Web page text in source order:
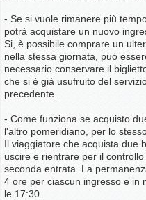
- Se si vuole rimanere più
potrà acquistare un nuovo
Si, è possibile comprare un
nella stessa giornata, può
necessario conservare il
che si è già usufruito del
precedente.
- Come funziona se acquisto
l'altro pomeridiano, per lo
Il viaggiatore che acquista due
uscire e rientrare per il
seconda entrata. La
4 ore per ciascun ingresso e in
le 17:30.